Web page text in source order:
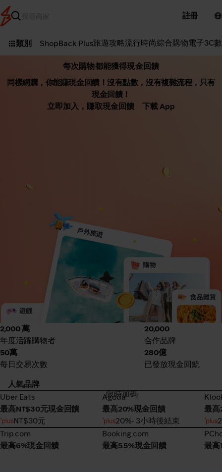
註冊
類別 ShopBack Plus旅遊攻略流行時尚綜合購物電子3C
每次購物都能獲得現金回饋
同樣網購，你能賺現金回饋！沒有點數，沒有複雜流程，只有
現金回饋！
立即加入，賺取現金回饋
下載 App
2,000 萬
年度活躍購物者
20,000
合作品牌
50萬
每日交易次數
280億
已發放現金回鯍
人氣品牌
Uber Eats
Uber Eats
最高NT$30元現金回饋
NT$30元
Trip.com
Trip.com
最高6%現金回饋
Agoda
限時加碼
Agoda
最高20%現金回饋
20%• 3小時後結束
Booking.com
Booking.com
最高5.5%現金回饋
最高
最高